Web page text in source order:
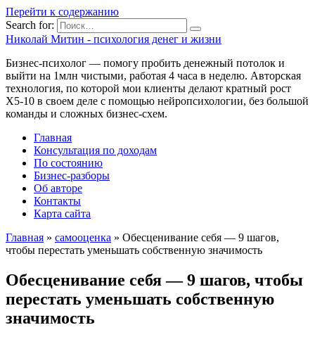
Перейти к содержанию
Search for:
Николай Митин - психология денег и жизни
Бизнес-психолог — помогу пробить денежный потолок и
выйти на 1млн чистыми, работая 4 часа в неделю. Авторская
технология, по которой мои клиенты делают кратный рост
Х5-10 в своем деле с помощью нейропсихологии, без большой
команды и сложных бизнес-схем.
Главная
Консультация по доходам
По состоянию
Бизнес-разборы
Об авторе
Контакты
Карта сайта
Главная » самооценка » Обесценивание себя — 9 шагов,
чтобы перестать уменьшать собственную значимость
Обесценивание себя — 9 шагов, чтобы
перестать уменьшать собственную
значимость